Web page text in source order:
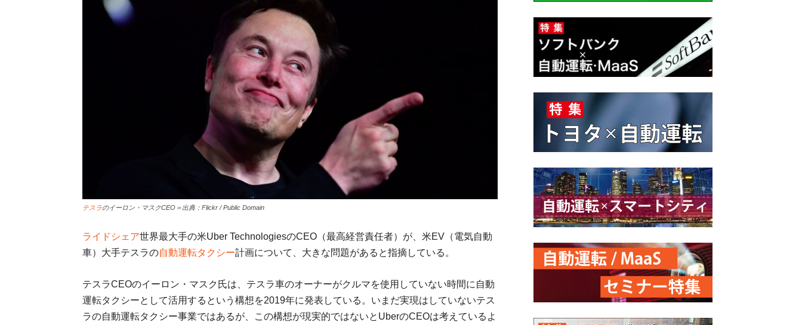
ボ
テスラのイーロン・マスクCEO＝出典：Flickr / Public Domain
ライドシェア世界最大手の米Uber TechnologiesのCEO（最高経営責任者）が、米EV（電気自動
車）大手テスラの自動運転タクシー計画について、大きな問題があると指摘している。
テスラCEOのイーロン・マスク氏は、テスラ車のオーナーがクルマを使用していない時間に自動
運転タクシーとして活用するという構想を2019年に発表している。いまだ実現はしていないテス
ラの自動運転タクシー事業ではあるが、この構想が現実的ではないとUberのCEOは考えているよ